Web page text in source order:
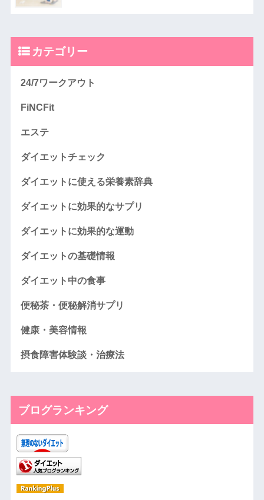
カテゴリー
24/7ワークアウト
FiNCFit
エステ
ダイエットチェック
ダイエットに使える栄養素辞典
ダイエットに効果的なサプリ
ダイエットに効果的な運動
ダイエットの基礎情報
ダイエット中の食事
便秘茶・便秘解消サプリ
健康・美容情報
摂食障害体験談・治療法
ブログランキング